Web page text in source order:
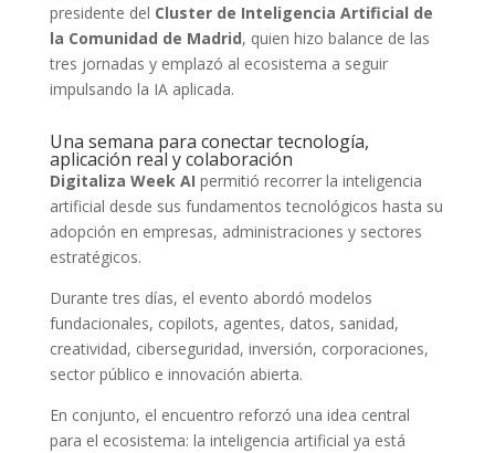
presidente del Cluster de Inteligencia Artificial de
la Comunidad de Madrid, quien hizo balance de las
tres jornadas y emplazó al ecosistema a seguir
impulsando la IA aplicada.
Una semana para conectar tecnología,
aplicación real y colaboración
Digitaliza Week AI permitió recorrer la inteligencia
artificial desde sus fundamentos tecnológicos hasta su
adopción en empresas, administraciones y sectores
estratégicos.
Durante tres días, el evento abordó modelos
fundacionales, copilots, agentes, datos, sanidad,
creatividad, ciberseguridad, inversión, corporaciones,
sector público e innovación abierta.
En conjunto, el encuentro reforzó una idea central
para el ecosistema: la inteligencia artificial ya está